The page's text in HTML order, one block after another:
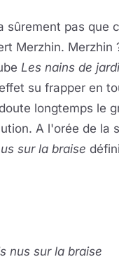
sûrement pas
Merzhin. Merzhin
Les nains de
su frapper en
longtemps le
A l'orée de la
sur la braise
nus sur la braise